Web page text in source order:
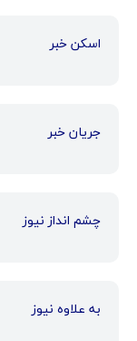
اسکن خبر
جریان خبر
چشم انداز نیوز
به علاوه نیوز